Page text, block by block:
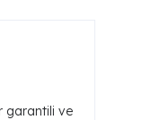
garantili ve